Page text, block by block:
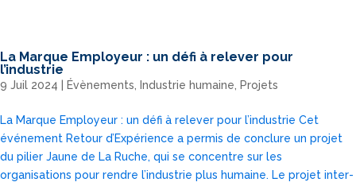
La Marque Employeur : un défi à relever pour
l’industrie
9 Juil 2024 Évènements Industrie humaine Projets
La Marque Employeur : un défi à relever pour l’industrie Cet
événement Retour d’Expérience a permis de conclure un projet
du pilier Jaune de La Ruche, qui se concentre sur les
organisations pour rendre l’industrie plus humaine. Le projet inter-